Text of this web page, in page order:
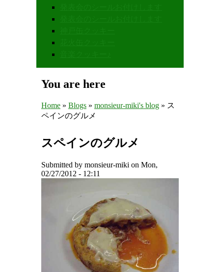
You are here
Home » Blogs » monsieur-miki's blog » ス
ペインのグルメ
スペインのグルメ
Submitted by monsieur-miki on Mon,
02/27/2012 - 12:11